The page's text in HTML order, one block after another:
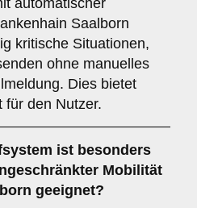
automatischer
Saalborn
kritische Situationen,
ohne manuelles
Dies bietet
für den Nutzer.
ist besonders
Mobilität
geeignet?